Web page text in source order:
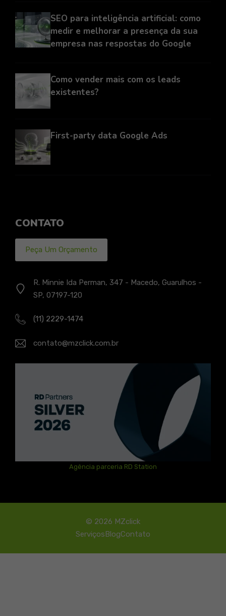
SEO para inteligência artificial: como
medir e melhorar a presença da sua
empresa nas respostas do Google
Como vender mais com os leads
existentes?
First-party data Google Ads
CONTATO
Peça Um Orçamento
R. Minnie Ida Perman, 347 - Macedo, Guarulhos -
SP, 07197-120
(11) 2229-1474
contato@mzclick.com.br
Agência parceria RD Station
© 2026 MZclick
ServiçosBlogContato